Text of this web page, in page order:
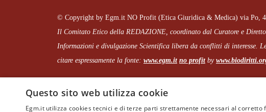
© Copyright by Egm.it NO Profit (Etica Giuridica & Medica) via Po,
Il Comitato Etico della REDAZIONE, coordinato dal Curatore e
Informazioni e divulgazione Scientifica libera da conflitti di interesse.
citare espressamente la fonte: www.egm.it no profitby
Questo sito web utilizza cookie
Egm.it utilizza cookies tecnici e di terze parti strettamente necessari al